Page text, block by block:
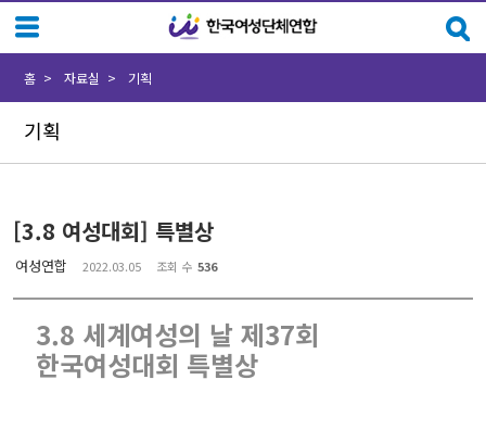
기획
홈 자료실 기획
[3.8 여성대회] 특별상
여성연합 2022.03.05 조회 수 536
3.8 세계여성의 날 제37회
한국여성대회 특별상